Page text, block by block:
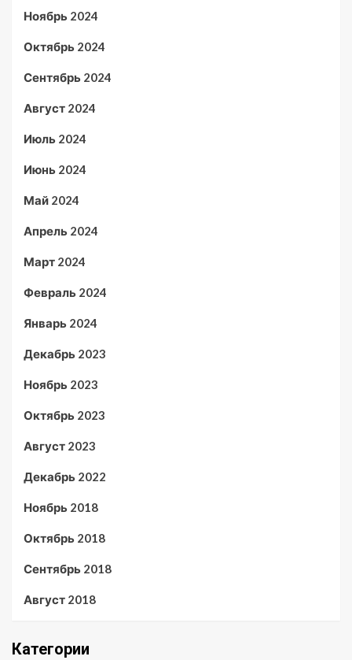
Ноябрь 2024
Октябрь 2024
Сентябрь 2024
Август 2024
Июль 2024
Июнь 2024
Май 2024
Апрель 2024
Март 2024
Февраль 2024
Январь 2024
Декабрь 2023
Ноябрь 2023
Октябрь 2023
Август 2023
Декабрь 2022
Ноябрь 2018
Октябрь 2018
Сентябрь 2018
Август 2018
Категории